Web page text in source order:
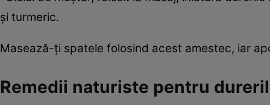
şi turmeric.
Masează-ţi spatele folosind acest amestec, iar
Remedii naturiste pentru